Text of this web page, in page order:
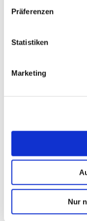
Präferenzen
Statistiken
Marketing
Nur
Weitere Infos &
01.05.2025 bis